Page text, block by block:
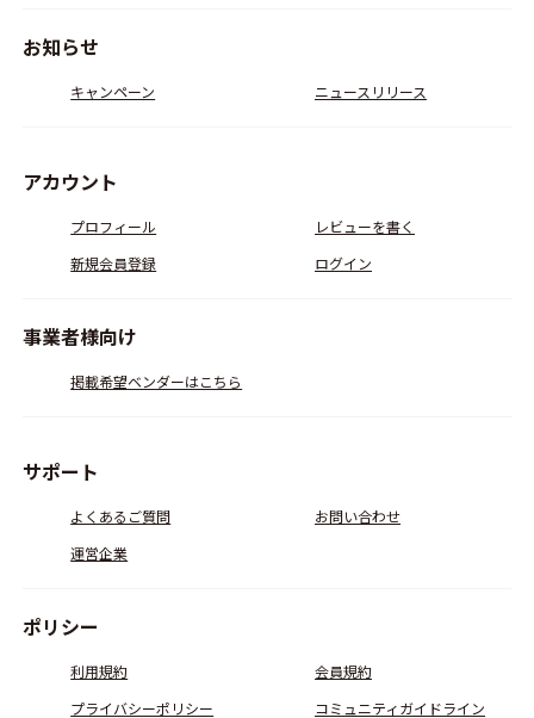
お知らせ
キャンペーン ニュースリリース
アカウント
プロフィール
レビューを書く
新規会員登録
ログイン
事業者様向け
掲載希望ベンダーはこちら
サポート
よくあるご質問
お問い合わせ
運営企業
ポリシー
利用規約
会員規約
プライバシーポリシー
コミュニティガイドライン